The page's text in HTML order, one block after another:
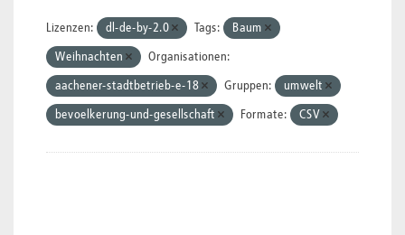
Lizenzen: dl-de-by-2.0 Tags: Baum
Weihnachten Organisationen:
aachener-stadtbetrieb-e-18 Gruppen: umwelt
bevoelkerung-und-gesellschaft Formate: CSV